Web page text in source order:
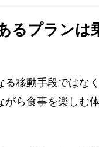
るプランは
る移動手段ではな
がら食事を楽しむ